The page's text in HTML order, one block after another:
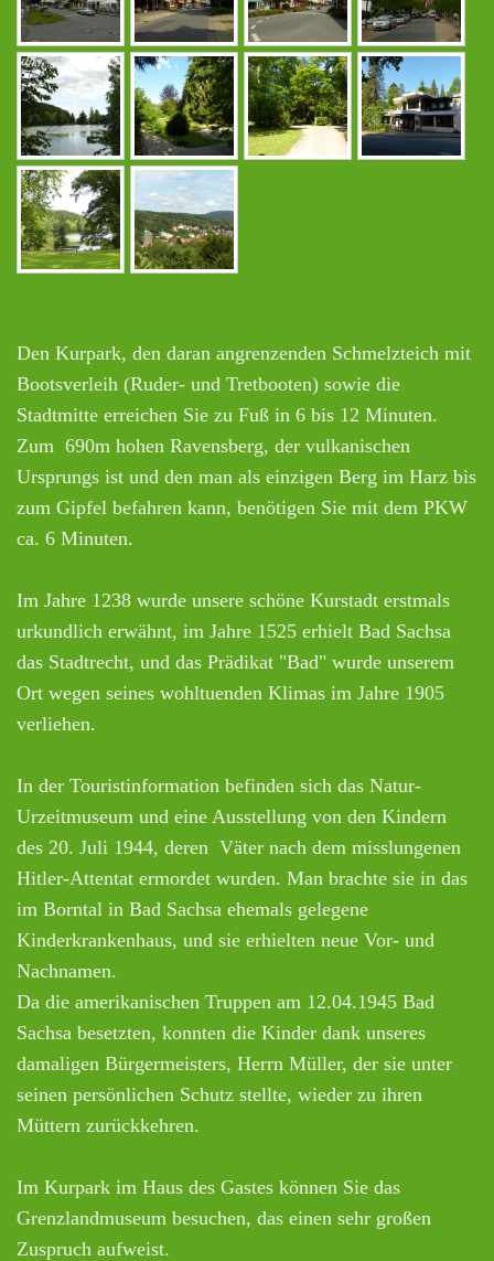
Den Kurpark, den daran angrenzenden Schmelzteich mit
Bootsverleih (Ruder- und Tretbooten) sowie die
Stadtmitte erreichen Sie zu Fuß in 6 bis 12 Minuten.
Zum 690m hohen Ravensberg, der vulkanischen
Ursprungs ist und den man als einzigen Berg im Harz bis
zum Gipfel befahren kann, benötigen Sie mit dem PKW
ca. 6 Minuten.
Im Jahre 1238 wurde unsere schöne Kurstadt erstmals
urkundlich erwähnt, im Jahre 1525 erhielt Bad Sachsa
das Stadtrecht, und das Prädikat "Bad" wurde unserem
Ort wegen seines wohltuenden Klimas im Jahre 1905
verliehen.
In der Touristinformation befinden sich das Natur-
Urzeitmuseum und eine Ausstellung von den Kindern
des 20. Juli 1944, deren Väter nach dem misslungenen
Hitler-Attentat ermordet wurden. Man brachte sie in das
im Borntal in Bad Sachsa ehemals gelegene
Kinderkrankenhaus, und sie erhielten neue Vor- und
Nachnamen.
Da die amerikanischen Truppen am 12.04.1945 Bad
Sachsa besetzten, konnten die Kinder dank unseres
damaligen Bürgermeisters, Herrn Müller, der sie unter
seinen persönlichen Schutz stellte, wieder zu ihren
Müttern zurückkehren.
Im Kurpark im Haus des Gastes können Sie das
Grenzlandmuseum besuchen, das einen sehr großen
Zuspruch aufweist.